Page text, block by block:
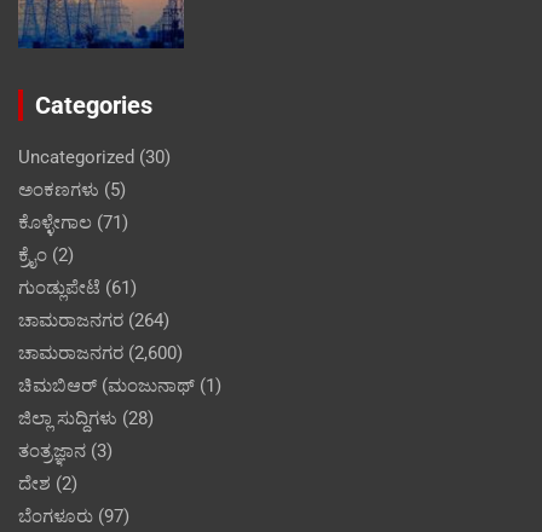
Categories
Uncategorized (30)
ಅಂಕಣಗಳು (5)
ಕೊಳ್ಳೇಗಾಲ (71)
ಕ್ರೈಂ (2)
ಗುಂಡ್ಲುಪೇಟೆ (61)
ಚಾಮರಾಜನಗರ (264)
ಚಾಮರಾಜನಗರ (2,600)
ಚಿಮಬಿಆರ್ (ಮಂಜುನಾಥ್ (1)
ಜಿಲ್ಲಾ ಸುದ್ದಿಗಳು (28)
ತಂತ್ರಜ್ಞಾನ (3)
ದೇಶ (2)
ಬೆಂಗಳೂರು (97)